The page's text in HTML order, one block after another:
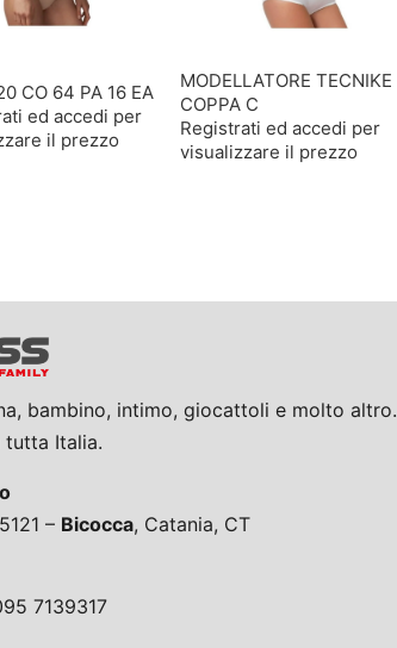
CO 64 PA 16 EA
ed accedi per
il prezzo
MODELLATORE TECNIKE
COPPA C
Registrati ed accedi per
visualizzare il prezzo
bambino, intimo, giocattoli e molto altro.
tutta Italia.
– Bicocca, Catania, CT
7139317